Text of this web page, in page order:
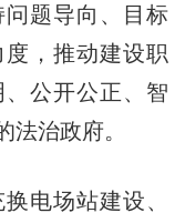
题导向、目标
，推动建设职
公开公正、智
治政府。
电场站建设、